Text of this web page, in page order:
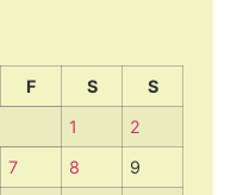
F S
S
1
2
7 8
9